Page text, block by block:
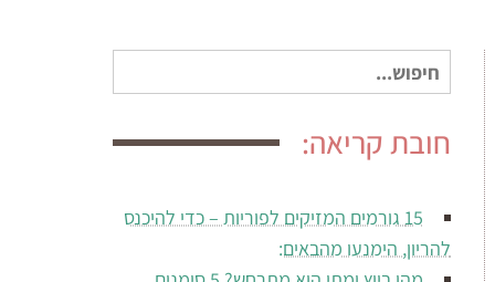
חיפוש
עבור:
חובת קריאה:
15 גורמים המזיקים לפוריות – כדי להיכנס
להריון, הימנעו מהבאים: